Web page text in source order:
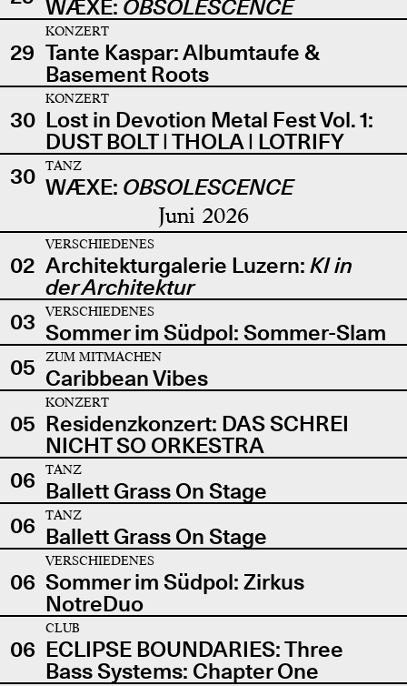
WÆXE: OBSOLESCENCE
29
KONZERT
Tante Kaspar: Albumtaufe &
Basement Roots
30
KONZERT
Lost in Devotion Metal Fest Vol. 1:
DUST BOLT | THOLA | LOTRIFY
30
TANZ
WÆXE: OBSOLESCENCE
Juni 2026
02
VERSCHIEDENES
Architekturgalerie Luzern: KI in
der Architektur
03
VERSCHIEDENES
Sommer im Südpol: Sommer-Slam
05
ZUM MITMACHEN
Caribbean Vibes
05
KONZERT
Residenzkonzert: DAS SCHREI
NICHT SO ORKESTRA
06
TANZ
Ballett Grass On Stage
06
TANZ
Ballett Grass On Stage
06
VERSCHIEDENES
Sommer im Südpol: Zirkus
NotreDuo
06
CLUB
ECLIPSE BOUNDARIES: Three
Bass Systems: Chapter One